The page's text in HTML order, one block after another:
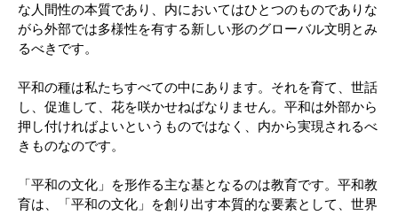
な人間性の本質であり、内においてはひとつのものでありな
がら外部では多様性を有する新しい形のグローバル文明とみ
るべきです。
平和の種は私たちすべての中にあります。それを育て、世話
し、促進して、花を咲かせねばなりません。平和は外部から
押し付ければよいというものではなく、内から実現されるべ
きものなのです。
「平和の文化」を形作る主な基となるのは教育です。平和教
育は、「平和の文化」を創り出す本質的な要素として、世界